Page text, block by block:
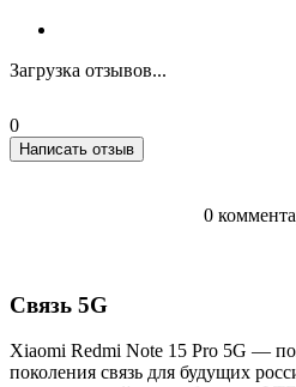
Загрузка отзывов...
0
Написать отзыв
0
Связь 5G
Xiaomi Redmi Note 15 Pro 5G —
поколения связь для будущих